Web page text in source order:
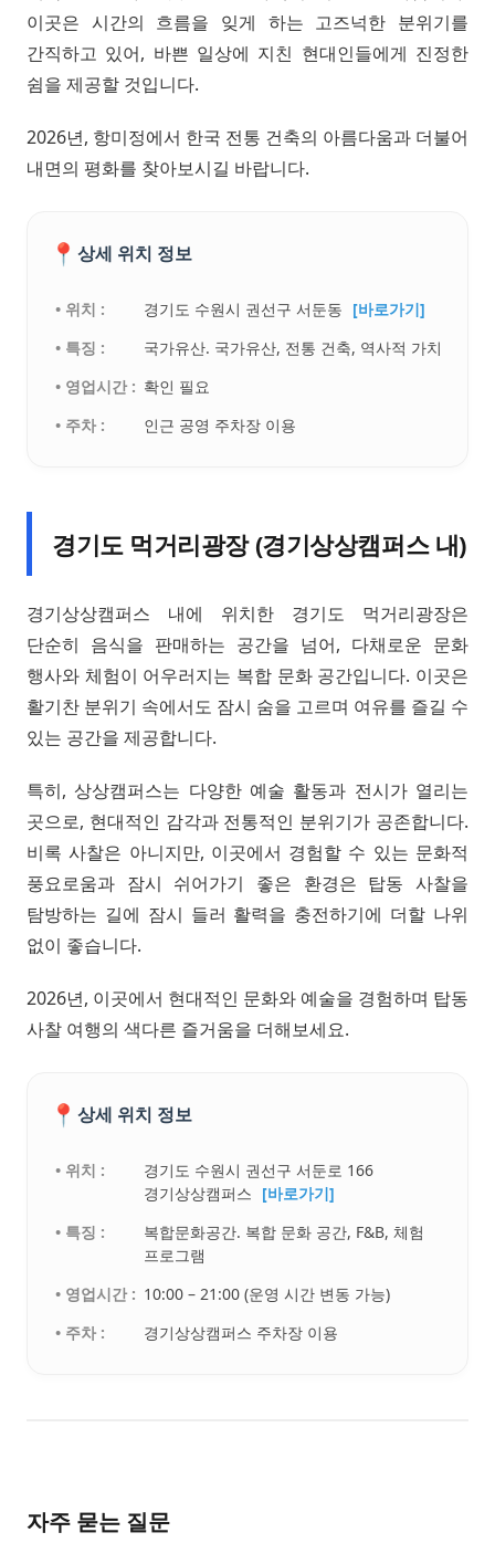
이곳은 시간의 흐름을 잊게 하는 고즈넉한 분위기를
간직하고 있어, 바쁜 일상에 지친 현대인들에게 진정한
쉼을 제공할 것입니다.
2026년, 항미정에서 한국 전통 건축의 아름다움과 더불어
내면의 평화를 찾아보시길 바랍니다.
📍 상세 위치 정보
• 위치 : 경기도 수원시 권선구 서둔동 [바로가기]
• 특징 :
국가유산. 국가유산, 전통 건축, 역사적 가치
• 영업시간 : 확인 필요
• 주차 :
인근 공영 주차장 이용
경기도 먹거리광장 (경기상상캠퍼스 내)
경기상상캠퍼스 내에 위치한 경기도 먹거리광장은
단순히 음식을 판매하는 공간을 넘어, 다채로운 문화
행사와 체험이 어우러지는 복합 문화 공간입니다. 이곳은
활기찬 분위기 속에서도 잠시 숨을 고르며 여유를 즐길 수
있는 공간을 제공합니다.
특히, 상상캠퍼스는 다양한 예술 활동과 전시가 열리는
곳으로, 현대적인 감각과 전통적인 분위기가 공존합니다.
비록 사찰은 아니지만, 이곳에서 경험할 수 있는 문화적
풍요로움과 잠시 쉬어가기 좋은 환경은 탑동 사찰을
탐방하는 길에 잠시 들러 활력을 충전하기에 더할 나위
없이 좋습니다.
2026년, 이곳에서 현대적인 문화와 예술을 경험하며 탑동
사찰 여행의 색다른 즐거움을 더해보세요.
📍 상세 위치 정보
• 위치 :
경기도 수원시 권선구 서둔로 166
경기상상캠퍼스 [바로가기]
• 특징 :
복합문화공간. 복합 문화 공간, F&B, 체험
프로그램
• 영업시간 : 10:00 – 21:00 (운영 시간 변동 가능)
• 주차 :
경기상상캠퍼스 주차장 이용
자주 묻는 질문